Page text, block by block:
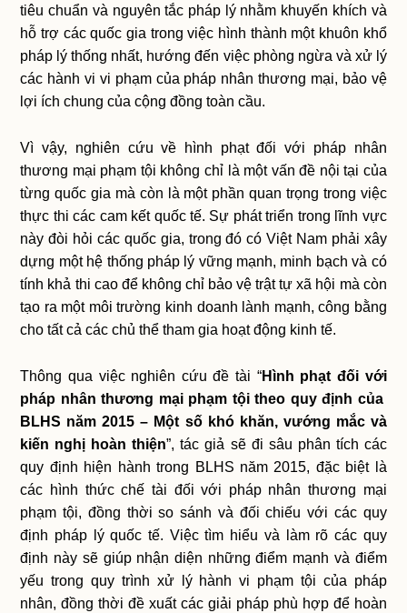
tiêu chuẩn và nguyên tắc pháp lý nhằm khuyến khích và
hỗ trợ các quốc gia trong việc hình thành một khuôn khổ
pháp lý thống nhất, hướng đến việc phòng ngừa và xử lý
các hành vi vi phạm của pháp nhân thương mại, bảo vệ
lợi ích chung của cộng đồng toàn cầu.
Vì vậy, nghiên cứu về hình phạt đối với pháp nhân
thương mại phạm tội không chỉ là một vấn đề nội tại của
từng quốc gia mà còn là một phần quan trọng trong việc
thực thi các cam kết quốc tế. Sự phát triển trong lĩnh vực
này đòi hỏi các quốc gia, trong đó có Việt Nam phải xây
dựng một hệ thống pháp lý vững mạnh, minh bạch và có
tính khả thi cao để không chỉ bảo vệ trật tự xã hội mà còn
tạo ra một môi trường kinh doanh lành mạnh, công bằng
cho tất cả các chủ thể tham gia hoạt động kinh tế.
Thông qua việc nghiên cứu đề tài “Hình phạt đối với
pháp nhân thương mại phạm tội theo quy định của
BLHS năm 2015 – Một số khó khăn, vướng mắc và
kiến nghị hoàn thiện”, tác giả sẽ đi sâu phân tích các
quy định hiện hành trong BLHS năm 2015, đặc biệt là
các hình thức chế tài đối với pháp nhân thương mại
phạm tội, đồng thời so sánh và đối chiếu với các quy
định pháp lý quốc tế. Việc tìm hiểu và làm rõ các quy
định này sẽ giúp nhận diện những điểm mạnh và điểm
yếu trong quy trình xử lý hành vi phạm tội của pháp
nhân, đồng thời đề xuất các giải pháp phù hợp để hoàn